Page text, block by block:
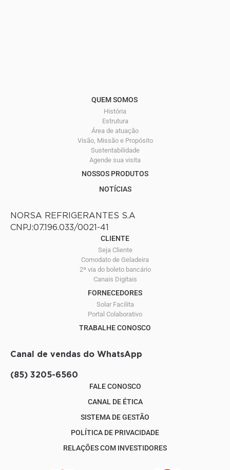
QUEM SOMOS
História
Estrutura
Área de atuação
Visão, Missão e Propósito
Sustentabilidade
Agende sua visita
NOSSOS PRODUTOS
NOTÍCIAS
NORSA REFRIGERANTES S.A
CNPJ:07.196.033/0021-41
CLIENTE
Seja Cliente
Comodato de Geladeira
2ª via do boleto bancário
Canais Digitais
FORNECEDORES
Solar Facilita
Portal Colaborativo
TRABALHE CONOSCO
Canal de vendas do WhatsApp
(85) 3205-6560
FALE CONOSCO
CANAL DE ÉTICA
SISTEMA DE GESTÃO
POLÍTICA DE PRIVACIDADE
RELAÇÕES COM INVESTIDORES